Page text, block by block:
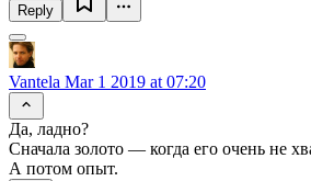
Reply
Vantela Mar 1 2019 at 07:20
Да, ладно?
Сначала золото — когда его очень не
А потом опыт.